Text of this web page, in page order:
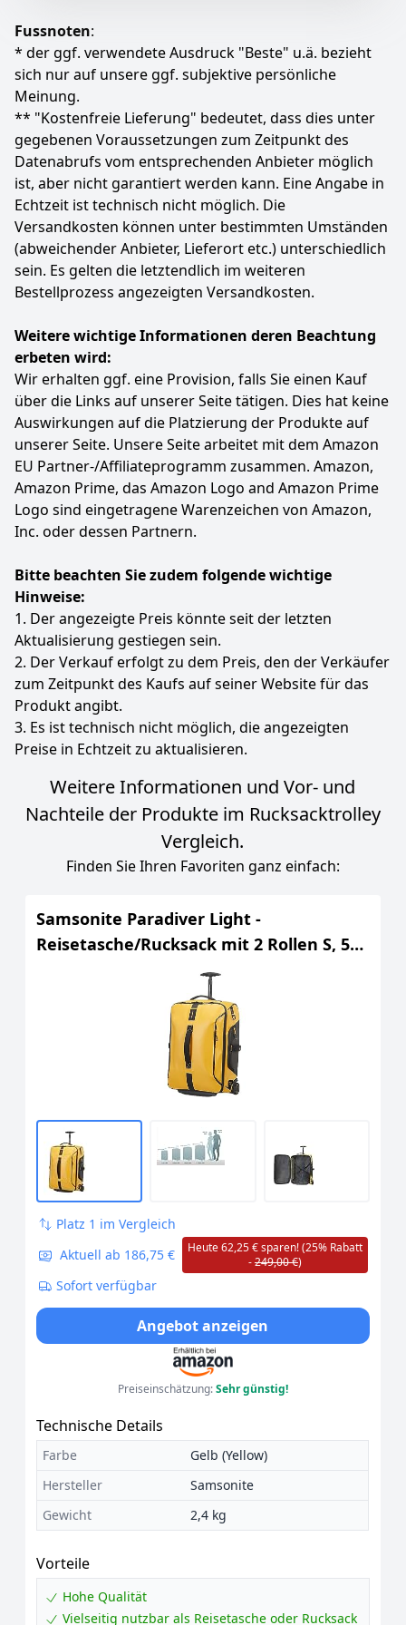
3199 €
Maßen 55 x 38 x 20 cm ist diese Reisetasche als Cabin
Bag für die Flugairlines Lufthansa, Eurowings,
Ryanair, KLM, Volotea, Turkish Airlines, Wizz Air, Qatar
Airways, Emirates und vielen mehr geeignet
CLEVERE FÄCHERAUFTEILUNG AUF 38 L: Die
Reisetasche mit 5 Fächern bietet maximal Platz und
Praktikabilität dank Hauptfach, zwei Vordertaschen,
einem Geheimfach Innen und einer Seitentasche
AN ALLES GEDACHT: Das hochwertige Material, die
leichtläufigen 4 Rollen, der höhenverstellbare
Teleskopgriff und das schmutzresistente Material aus
100 % Polyester machen die Tasche garantiert zu
deinem liebsten Reisebegleiter
FRONTLOADER-FUNKTION: Die Tasche lässt sich von
oben oder vorne über die große Öffnung beladen. Der
einfacher und die Kompressionsgurte entlasten die
Reißverschlüsse und sorgen dafür, dass deiner
Gepäck sicher fixiert ist
Farbe Hersteller Gewicht
Dunkelgrau normani 2,58 kg
69
Zum Angebot
Fussnoten:
* der ggf. verwendete Ausdruck "Beste" u.ä. bezieht
sich nur auf unsere ggf. subjektive persönliche
Meinung.
** "Kostenfreie Lieferung" bedeutet, dass dies unter
gegebenen Voraussetzungen zum Zeitpunkt des
Datenabrufs vom entsprechenden Anbieter möglich
ist, aber nicht garantiert werden kann. Eine Angabe in
Echtzeit ist technisch nicht möglich. Die
Versandkosten können unter bestimmten Umständen
(abweichender Anbieter, Lieferort etc.) unterschiedlich
sein. Es gelten die letztendlich im weiteren
Bestellprozess angezeigten Versandkosten.
Weitere wichtige Informationen deren Beachtung
erbeten wird:
Wir erhalten ggf. eine Provision, falls Sie einen Kauf
über die Links auf unserer Seite tätigen. Dies hat keine
Auswirkungen auf die Platzierung der Produkte auf
unserer Seite. Unsere Seite arbeitet mit dem Amazon
EU Partner-/Affiliateprogramm zusammen. Amazon,
Amazon Prime, das Amazon Logo and Amazon Prime
Logo sind eingetragene Warenzeichen von Amazon,
Inc. oder dessen Partnern.
Bitte beachten Sie zudem folgende wichtige
Hinweise:
1. Der angezeigte Preis könnte seit der letzten
Aktualisierung gestiegen sein.
2. Der Verkauf erfolgt zu dem Preis, den der Verkäufer
zum Zeitpunkt des Kaufs auf seiner Website für das
Produkt angibt.
3. Es ist technisch nicht möglich, die angezeigten
Preise in Echtzeit zu aktualisieren.
Weitere Informationen und Vor- und
Nachteile der Produkte im Rucksacktrolley
Vergleich.
Finden Sie Ihren Favoriten ganz einfach:
Samsonite Paradiver Light -
Reisetasche/Rucksack mit 2 Rollen S, 55
Platz 1 im Vergleich
Aktuell ab 186,75 €
Heute 62,25 € sparen! (25% Rabatt
-249,00 €)
Sofort verfügbar
Angebot anzeigen
Preiseinschätzung:Sehr günstig!
Technische Details
Farbe
Gelb (Yellow)
Hersteller
Samsonite
Gewicht
2,4 kg
Vorteile
Hohe Qualität
Vielseitig nutzbar als Reisetasche oder Rucksack